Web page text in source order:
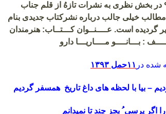
هفته نامه امـــــیـــد شـــماره ۹۶۶ در بخش نظری به نشرات تازهُ از قلم جناب
خیلی جالب درباره نشرکتاب جدیدی بنام
گردیده است. عــــنــوان کـــتــاب: هنرمندان
: بـــانــــو مــــاریـــا دارو
شده در ۱۱حمل ۱۳۹۳
– بیا با لحظه های داغ تاریخ همسفر گردیم
اگر پرسی ُ بجز چند تا نمیدانم